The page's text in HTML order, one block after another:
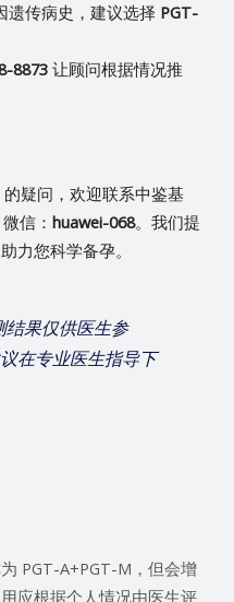
遗传病史，建议选择 PGT-
8873让顾问根据情况推
疑问，欢迎联系中鉴基
信： huawei-068。我们提
力您科学备孕。
结果仅供医生参
在专业医生指导下
PGT-A+PGT-M，但会增
应根据个人情况由医生评